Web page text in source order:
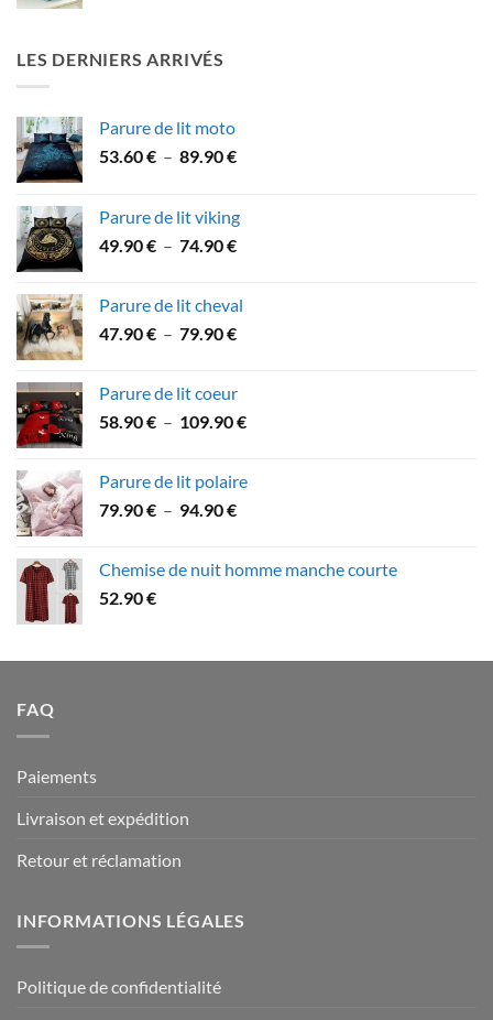
LES DERNIERS ARRIVÉS
Parure de lit moto
53.60€ – 89.90€Plage
53.60 €
à
Parure de lit viking
49.90€ – 74.90€Plage
49.90 €
à
Parure de lit cheval
47.90€ – 79.90€Plage
à
Parure de lit coeur
58.90€ – 109.90€Plage
58.90 €
Parure de lit polaire
79.90€ – 94.90€Plage
79.90 €
Chemise de nuit homme manche courte
52.90€
FAQ
Paiements
Livraison et expédition
Retour et réclamation
INFORMATIONS LÉGALES
Politique de confidentialité